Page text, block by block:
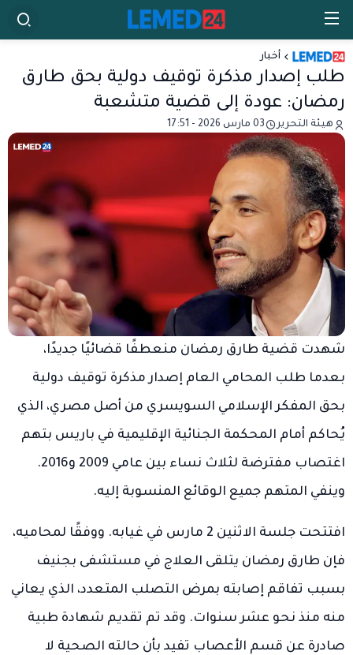
أخبار
طلب إصدار مذكرة توقيف دولية بحق طارق
رمضان: عودة إلى قضية متشعبة
هيئة التحرير 03 مارس 2026 - 17:51
شهدت قضية طارق رمضان منعطفًا قضائيًا جديدًا،
بعدما طلب المحامي العام إصدار مذكرة توقيف دولية
بحق المفكر الإسلامي السويسري من أصل مصري، الذي
يُحاكم أمام المحكمة الجنائية الإقليمية في باريس بتهم
اغتصاب مفترضة لثلاث نساء بين عامي 2009 و2016.
وينفي المتهم جميع الوقائع المنسوبة إليه.
افتتحت جلسة الاثنين 2 مارس في غيابه. ووفقًا لمحاميه،
فإن طارق رمضان يتلقى العلاج في مستشفى بجنيف
بسبب تفاقم إصابته بمرض التصلب المتعدد، الذي يعاني
منه منذ نحو عشر سنوات. وقد تم تقديم شهادة طبية
صادرة عن قسم الأعصاب تفيد بأن حالته الصحية لا